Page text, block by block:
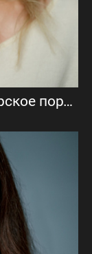
Нина Хваляева (базовое актёрское портфолио)